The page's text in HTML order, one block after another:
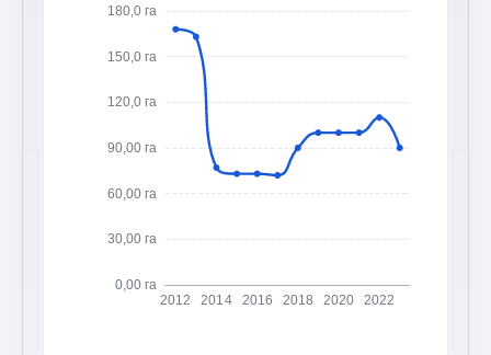
0,00 га
30,00 га
60,00 га
90,00 га
120,0 га
150,0 га
180,0 га
2012 2014 2016 2018 2020 2022